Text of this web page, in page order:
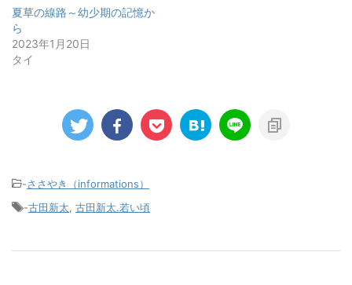
夏草の線路～幼少期の記憶か
ら
2023年1月20日
タイ
-ささやき（informations）
-古田新太 古田新太.若い頃